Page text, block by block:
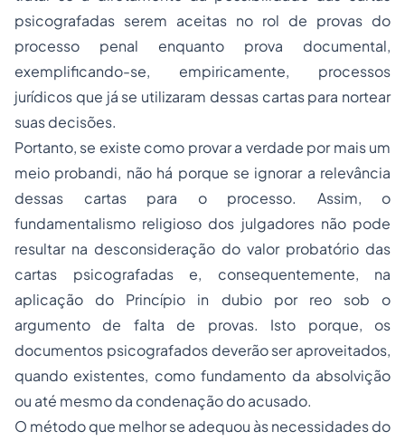
psicografadas serem aceitas no rol de provas do
processo penal enquanto prova documental,
exemplificando-se, empiricamente, processos
jurídicos que já se utilizaram dessas cartas para nortear
suas decisões.
Portanto, se existe como provar a verdade por mais um
meio probandi, não há porque se ignorar a relevância
dessas cartas para o processo. Assim, o
fundamentalismo religioso dos julgadores não pode
resultar na desconsideração do valor probatório das
cartas psicografadas e, consequentemente, na
aplicação do Princípio in dubio por reosob o
argumento de falta de provas. Isto porque, os
documentos psicografados deverão ser aproveitados,
quando existentes, como fundamento da absolvição
ou até mesmo da condenação do acusado.
O método que melhor se adequou às necessidades do